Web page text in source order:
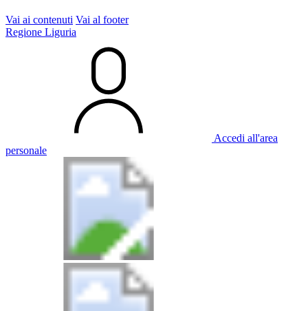
Vai ai contenuti Vai al footer
Regione Liguria
Accedi all'area
personale